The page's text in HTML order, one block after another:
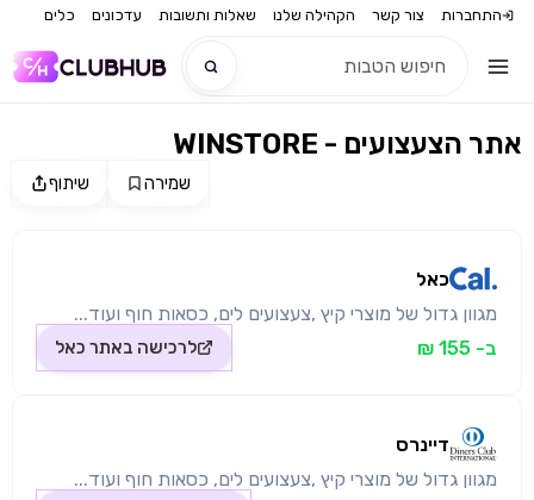
התחברות צור קשר הקהילה שלנו שאלות ותשובות עדכונים כלים
שיתוף שמירה
WINSTORE - אתר הצעצועים
כאל
מגוון גדול של מוצרי קיץ ,צעצועים לים, כסאות חוף ועוד...
ב- 155 ₪
לרכישה באתר כאל
דיינרס
מגוון גדול של מוצרי קיץ ,צעצועים לים, כסאות חוף ועוד...